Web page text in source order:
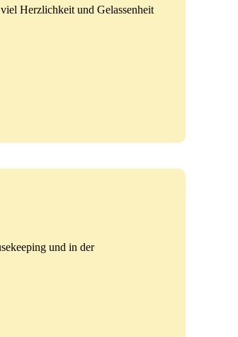
Herzlichkeit und Gelassenheit
und in der